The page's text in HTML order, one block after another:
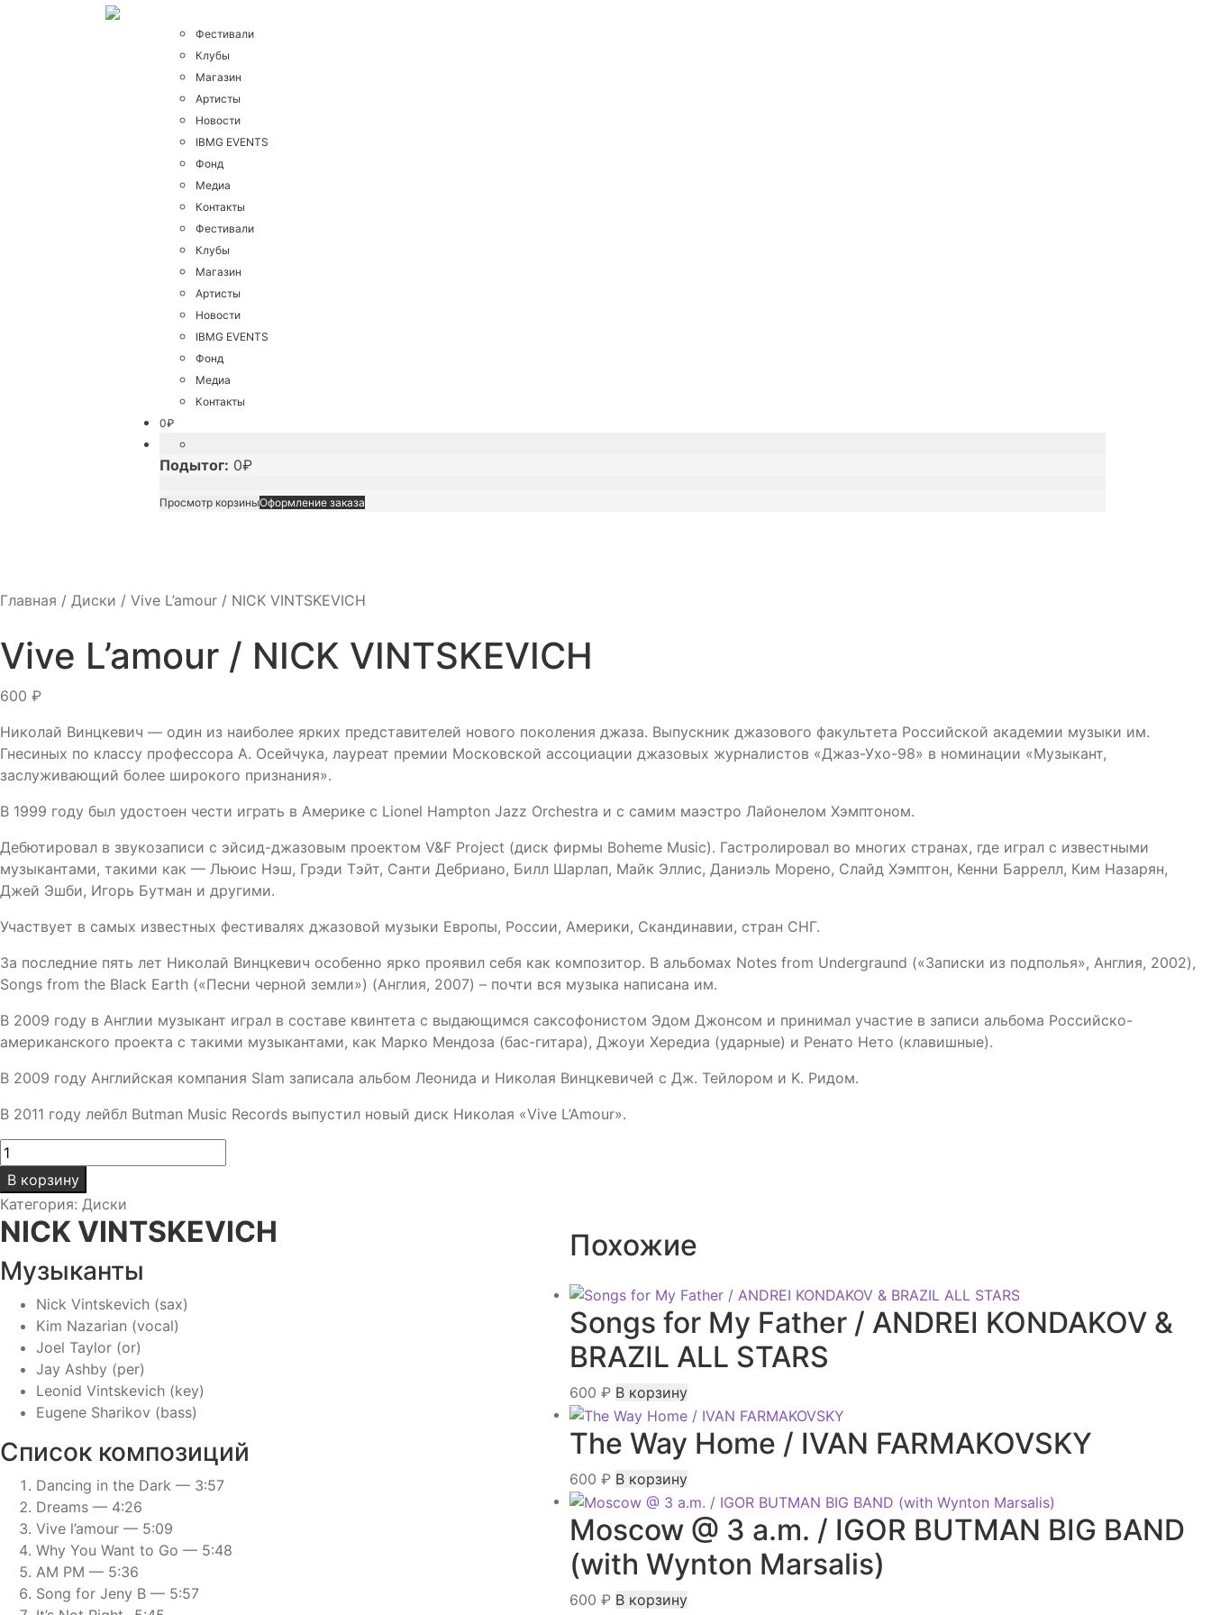
Фестивали
Клубы
Магазин
Артисты
Новости
IBMG EVENTS
Фонд
Медиа
Контакты
Фестивали
Клубы
Магазин
Артисты
Новости
IBMG EVENTS
Фонд
Медиа
Контакты
0₽
Подытог: 0₽
Просмотр корзиныОформление заказа
Главная / Диски / Vive L’amour / NICK VINTSKEVICH
Vive L’amour / NICK VINTSKEVICH
600 ₽
Николай Винцкевич — один из наиболее ярких представителей нового поколения джаза. Выпускник джазового факультета Российской академии музыки им.
Гнесиных по классу профессора А. Осейчука, лауреат премии Московской ассоциации джазовых журналистов «Джаз-Ухо-98» в номинации «Музыкант,
заслуживающий более широкого признания».
В 1999 году был удостоен чести играть в Америке с Lionel Hampton Jazz Orchestra и с самим маэстро Лайонелом Хэмптоном.
Дебютировал в звукозаписи с эйсид-джазовым проектом V&F Project (диск фирмы Boheme Music). Гастролировал во многих странах, где играл с известными
музыкантами, такими как — Льюис Нэш, Грэди Тэйт, Санти Дебриано, Билл Шарлап, Майк Эллис, Даниэль Морено, Слайд Хэмптон, Кенни Баррелл, Ким Назарян,
Джей Эшби, Игорь Бутман и другими.
Участвует в самых известных фестивалях джазовой музыки Европы, России, Америки, Скандинавии, стран СНГ.
За последние пять лет Николай Винцкевич особенно ярко проявил себя как композитор. В альбомах Notes from Undergraund («Записки из подполья», Англия, 2002),
Songs from the Black Earth («Песни черной земли») (Англия, 2007) – почти вся музыка написана им.
В 2009 году в Англии музыкант играл в составе квинтета с выдающимся cаксофонистом Эдом Джонсом и принимал участие в записи альбома Российско-
американского проекта с такими музыкантами, как Марко Мендоза (бас-гитара), Джоуи Хередиа (ударные) и Ренато Нето (клавишные).
В 2009 году Английская компания Slam записала альбом Леонида и Николая Винцкевичей с Дж. Тейлором и K. Ридом.
В 2011 году лейбл Butman Music Records выпустил новый диск Николая «Vive L’Amour».
Количество
товара
Vive
L'amour
NICK
VINTSKEVICH
В корзину
Категория: Диски
NICK VINTSKEVICH
Музыканты
Nick Vintskevich (sax)
Kim Nazarian (vocal)
Joel Taylor (or)
Jay Ashby (per)
Leonid Vintskevich (key)
Eugene Sharikov (bass)
Список композиций
Dancing in the Dark — 3:57
Dreams — 4:26
Vive l’amour — 5:09
Why You Want to Go — 5:48
AM PM — 5:36
Song for Jeny B — 5:57
Похожие
Songs for My Father / ANDREI KONDAKOV &
BRAZIL ALL STARS
600₽ В корзину
The Way Home / IVAN FARMAKOVSKY
600₽ В корзину
Moscow @ 3 a.m. / IGOR BUTMAN BIG BAND
(with Wynton Marsalis)
600₽ В корзину